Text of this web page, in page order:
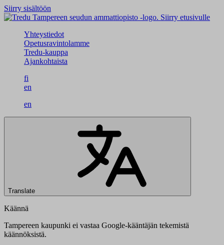
Siirry sisältöön
Siirry etusivulle
Yhteystiedot
Opetusravintolamme
Tredu-kauppa
Ajankohtaista
fi
en
en
Translate
Käännä
Tampereen kaupunki ei vastaa Google-kääntäjän tekemistä
käännöksistä.